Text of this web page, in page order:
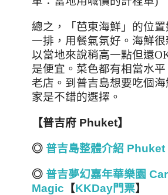
總之，「芭東海鮮」的位
一排，用餐氣氛好。海鮮
以當地來說稍高一點但還
是便宜。菜色都有相當水
老店。到普吉島想要吃個
家是不錯的選擇。
【普吉府 Phuket】
◎ 普吉島整體介紹 Phuket
◎ 普吉夢幻嘉年華樂園
Magic 【KKDay門票】